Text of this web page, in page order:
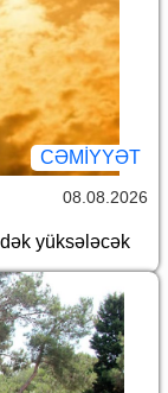
CƏMİYYƏT
08.08.2026
yüksələcək